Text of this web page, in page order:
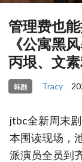
管理费也
《公寓黑
丙垠、文
韩剧 Tracy
jtbc全新周末
本围读现场，
派演员全员到